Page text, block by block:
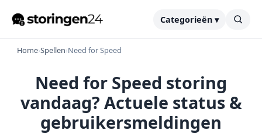
Categorieën ▾
Home›Spellen›Need for Speed
Need for Speed storing
vandaag? Actuele status &
gebruikersmeldingen